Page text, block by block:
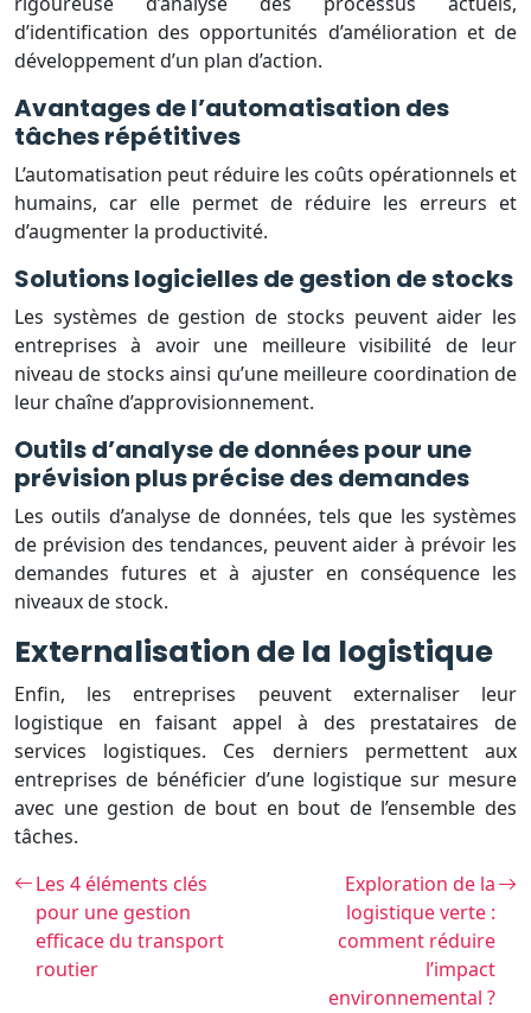
d’identification des opportunités d’amélioration et de
développement d’un plan d’action.
Avantages de l’automatisation des
tâches répétitives
L’automatisation peut réduire les coûts opérationnels et
humains, car elle permet de réduire les erreurs et
d’augmenter la productivité.
Solutions logicielles de gestion de stocks
Les systèmes de gestion de stocks peuvent aider les
entreprises à avoir une meilleure visibilité de leur
niveau de stocks ainsi qu’une meilleure coordination de
leur chaîne d’approvisionnement.
Outils d’analyse de données pour une
prévision plus précise des demandes
Les outils d’analyse de données, tels que les systèmes
de prévision des tendances, peuvent aider à prévoir les
demandes futures et à ajuster en conséquence les
niveaux de stock.
Externalisation de la logistique
Enfin, les entreprises peuvent externaliser leur
logistique en faisant appel à des prestataires de
services logistiques. Ces derniers permettent aux
entreprises de bénéficier d’une logistique sur mesure
avec une gestion de bout en bout de l’ensemble des
tâches.
Les 4 éléments clés
pour une gestion
efficace du transport
routier
Exploration de la
logistique verte :
comment réduire
l’impact
environnemental ?